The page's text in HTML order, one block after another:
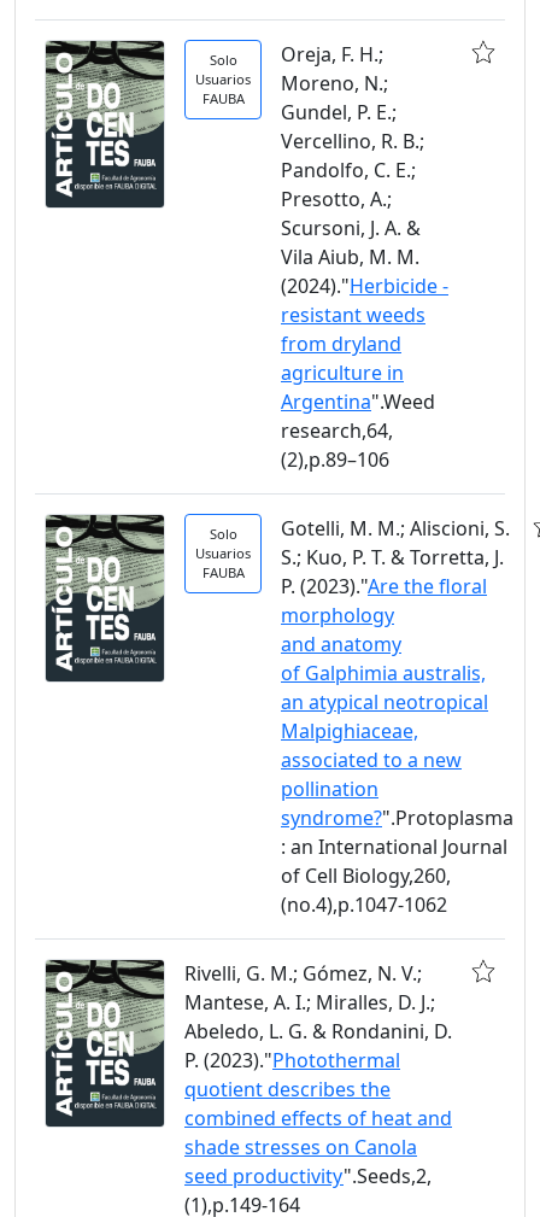
Solo
Usuarios
FAUBA
Oreja, F. H.;
Moreno, N.;
Gundel, P. E.;
Vercellino, R. B.;
Pandolfo, C. E.;
Presotto, A.;
Scursoni, J. A. &
Vila Aiub, M. M.
(2024)."Herbicide -
resistant weeds
from dryland
agriculture in
Argentina".Weed
research,64,
(2),p.89–106
Solo
Usuarios
FAUBA
Gotelli, M. M.; Aliscioni, S.
S.; Kuo, P. T. & Torretta, J.
P. (2023)."Are the floral
morphology
and anatomy
of Galphimia australis,
an atypical neotropical
Malpighiaceae,
associated to a new
pollination
syndrome?".Protoplasma
: an International Journal
of Cell Biology,260,
(no.4),p.1047-1062
Rivelli, G. M.; Gómez, N. V.;
Mantese, A. I.; Miralles, D. J.;
Abeledo, L. G. & Rondanini, D.
P. (2023)."Photothermal
quotient describes the
combined effects of heat and
shade stresses on Canola
seed productivity".Seeds,2,
(1),p.149-164